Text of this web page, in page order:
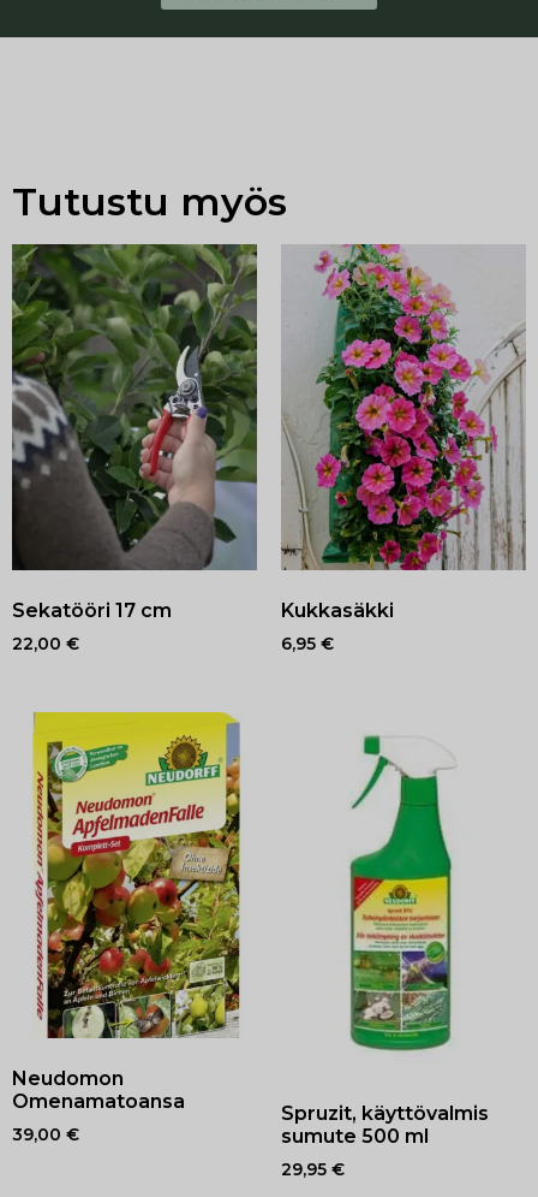
Tutustu myös
Sekatööri 17 cm
22,00 €
Kukkasäkki
6,95 €
Neudomon
Omenamatoansa
39,00 €
Spruzit, käyttövalmis
sumute 500 ml
29,95 €